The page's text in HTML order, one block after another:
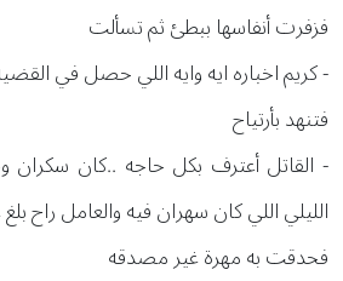
فزفرت أنفاسها ببطئ ثم تسألت
- كريم اخباره ايه وايه اللي حصل في
فتنهد بأرتياح
- القاتل أعترف بكل حاجه ..كان
الليلي اللي كان سهران فيه والعامل راح
فحدقت به مهرة غير مصدقه